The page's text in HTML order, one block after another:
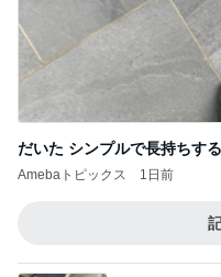
Amebaトピックス